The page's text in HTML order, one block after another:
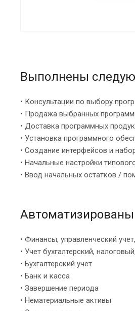
Выполнены
• Консультации по выбору
• Продажа выбранных
• Доставка программных
• Установка программного
• Создание интерфейсов и
• Начальные настройки
• Ввод начальных остатков /
• Финансы, управленческий
• Учет бухгалтерский,
• Бухгалтерский учет
• Банк и касса
• Завершение периода
• Нематериальные активы